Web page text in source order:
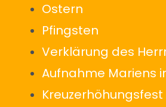
Ostern
Pfingsten
Verklärung des
Aufnahme Mariens
Kreuzerhöhungsfest